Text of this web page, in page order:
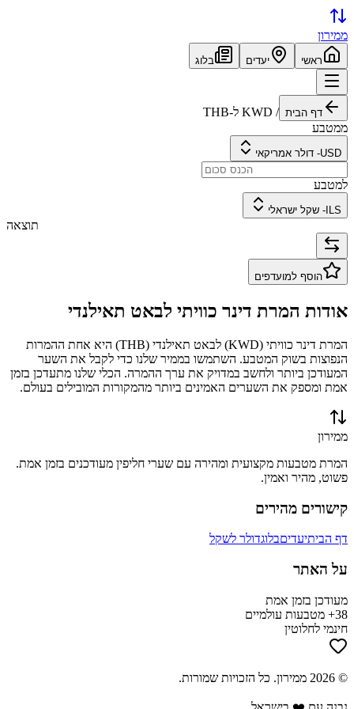
ממירון
ראשי יעדים בלוג
דף הבית /
KWD ל-THB
ממטבע
USD
- דולר אמריקאי
למטבע
ILS
- שקל ישראלי
תוצאה
הוסף למועדפים
אודות המרת דינר כוויתי לבאט תאילנדי
המרת דינר כוויתי (
KWD) לבאט תאילנדי (
THB) היא אחת ההמרות
הנפוצות בשוק המטבע. השתמשו בממיר שלנו כדי לקבל את השער
המעודכן ביותר ולחשב במדויק את ערך ההמרה. הכלי שלנו מתעדכן בזמן
אמת ומספק את השערים האמינים ביותר מהמקורות המובילים בעולם.
ממירון
המרת מטבעות מקצועית ומהירה עם שערי חליפין מעודכנים בזמן אמת.
פשוט, מהיר ואמין.
קישורים מהירים
דף הביתיעדיםבלוגדולר לשקל
על האתר
מעודכן בזמן אמת
38+ מטבעות עולמיים
חינמי לחלוטין
©
2026 ממירון. כל הזכויות שמורות.